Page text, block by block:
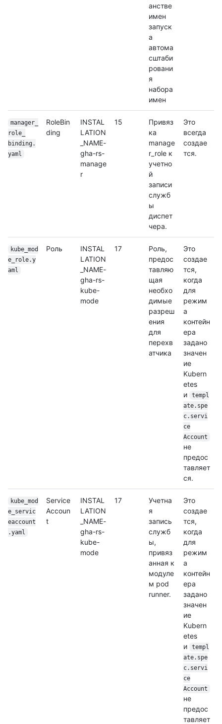
анстве
имен
запуск
а
автома
сштаби
ровани
я
набора
имен
manager_
role_
binding.
yaml
RoleBin
ding
INSTAL
LATION
_NAME-
gha-rs-
manage
r
15
Привяз
ка
manage
r_role к
учетно
й
записи
служб
ы
диспет
чера.
Это
всегда
создае
тся.
kube_mod
e_role.y
aml
Роль
INSTAL
LATION
_NAME-
gha-rs-
kube-
mode
17
Роль,
предос
тавляю
щая
необхо
димые
разреш
ения
для
перехв
атчика
Это
создае
тся,
когда
для
режим
а
контейн
ера
задано
значен
ие
Kubern
etes
и
templ
ate.spe
c.servi
ce
Account
не
предос
тавляет
ся.
kube_mod
e_servic
eaccount
.yaml
Service
Accoun
t
INSTAL
LATION
_NAME-
gha-rs-
kube-
mode
17
Учетна
я
запись
служб
ы,
привяз
анная к
модуле
м pod
runner.
Это
создае
тся,
когда
для
режим
а
контейн
ера
задано
значен
ие
Kubern
etes
и
templ
ate.spe
c.servi
ce
Account
не
предос
тавляет